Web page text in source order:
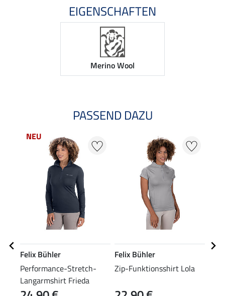
EIGENSCHAFTEN
Merino Wool
PASSEND DAZU
NEU
Felix Bühler
Performance-Stretch-
Langarmshirt Frieda
Felix Bühler
Zip-Funktionsshirt Lola